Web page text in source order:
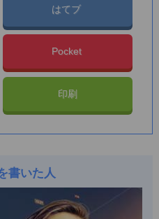
はてブ
Pocket
印刷
書いた人